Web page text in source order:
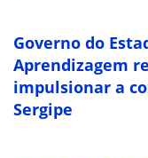
Governo do
Aprendizagem
impulsionar a
Sergipe